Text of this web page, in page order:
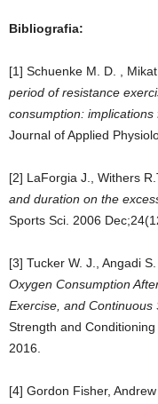
Bibliografia:
[1] Schuenke M. D. ,
period of resistance
consumption:
Journal of Applied
[2] LaForgia J., Withers
and duration on the
Sports Sci. 2006
[3] Tucker W. J., Angadi
Oxygen Consumption
Exercise, and Continuous
Strength and
2016.
[4] Gordon Fisher,